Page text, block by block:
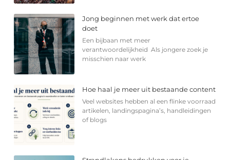
Jong beginnen met werk dat ertoe
doet
Een bijbaan met meer
verantwoordelijkheid Als jongere zoek je
misschien naar werk
Hoe haal je meer uit bestaande content
Veel websites hebben al een flinke voorraad
artikelen, landingspagina’s, handleidingen
of blogs